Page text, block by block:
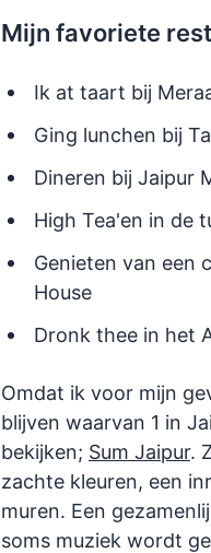
Mijn favoriete
Ik at taart bij
Ging lunchen bij
Dineren bij Jaipur
High Tea'en in de
Genieten van een
House
Dronk thee in het
Omdat ik voor mijn
blijven waarvan 1 in
bekijken; Sum Jaipur.
zachte kleuren, een
muren. Een
soms muziek wordt